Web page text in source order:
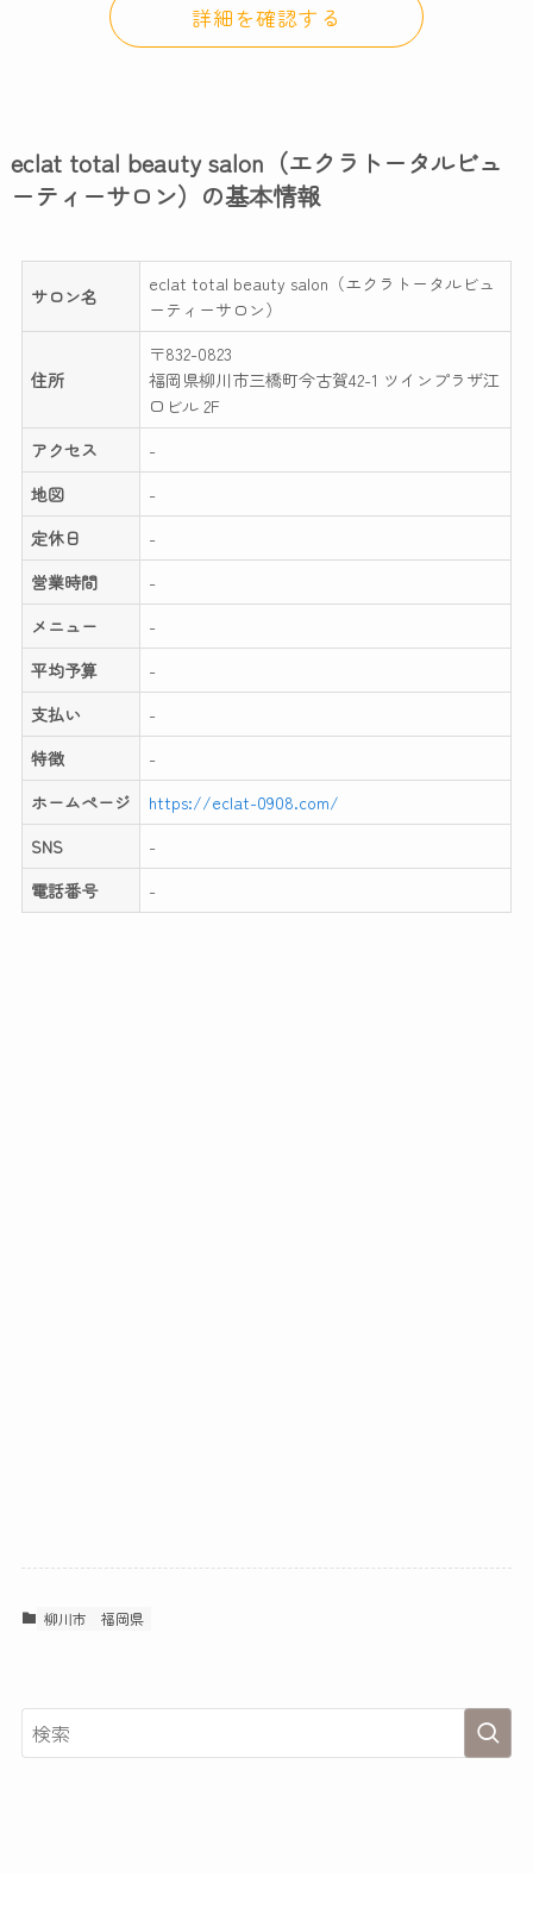
詳細を確認する
eclat total beauty salon（エクラトータルビュ
ーティーサロン）の基本情報
サロン名
eclat total beauty salon（エクラトータルビュ
ーティーサロン）
住所
〒832-0823
福岡県柳川市三橋町今古賀42-1 ツインプラザ江
口ビル 2F
アクセス
-
地図
-
定休日
-
営業時間
-
メニュー
-
平均予算
-
支払い
-
特徴
-
ホームページ
https://eclat-0908.com/
SNS
-
電話番号
-
柳川市 福岡県